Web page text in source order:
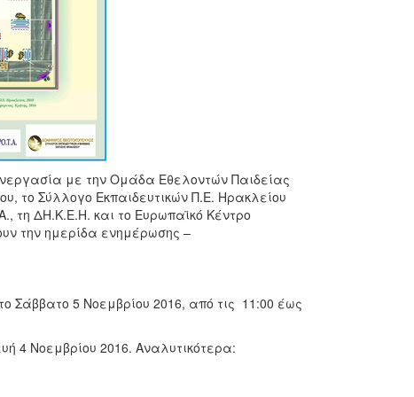
με την Ομάδα Εθελοντών Παιδείας
το Σύλλογο Εκπαιδευτικών Π.Ε. Ηρακλείου
τη ΔΗ.Κ.Ε.Η. και το Ευρωπαϊκό Κέντρο
την ημερίδα ενημέρωσης –
Σάββατο 5 Νοεμβρίου 2016, από τις 11:00 έως
4 Νοεμβρίου 2016. Αναλυτικότερα: